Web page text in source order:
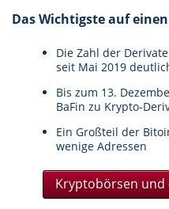
Das Wichtigste auf
Die Zahl der
seit Mai 2019
Bis zum 13.
BaFin zu Krypto-
Ein Großteil der
wenige Adressen
Kryptobörsen und